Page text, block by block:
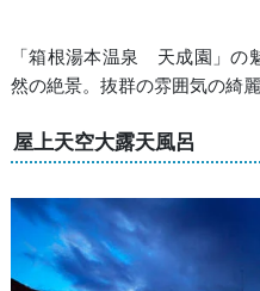
「箱根湯本温泉 天成園」の
然の絶景。抜群の雰囲気の綺
屋上天空大露天風呂